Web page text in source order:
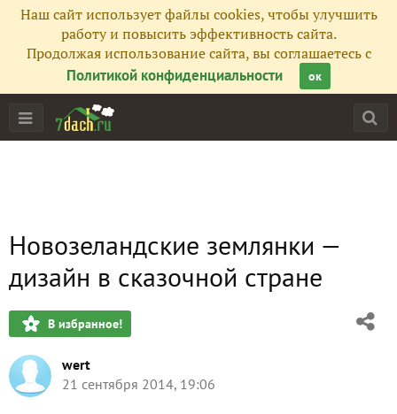
Наш сайт использует файлы cookies, чтобы улучшить
работу и повысить эффективность сайта.
Продолжая использование сайта, вы соглашаетесь с
Политикой конфиденциальности
ок
Новозеландские землянки —
дизайн в сказочной стране
В избранное!
wert
21 сентября 2014, 19:06